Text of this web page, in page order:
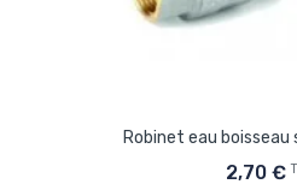
Robinet eau boisseau
2,70 €